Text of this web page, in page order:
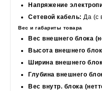
Напряжение
Сетевой кабель: Да (с
Вес и габариты товара
Вес внешнего блока
Высота внешнего
Ширина внешнего
Глубина внешнего
Вес внутр. блока